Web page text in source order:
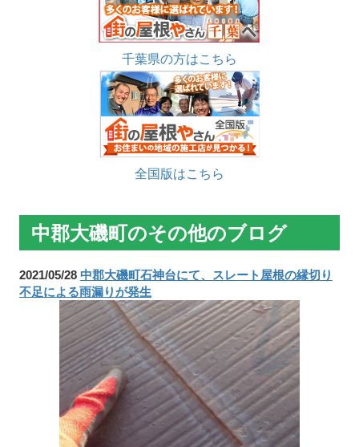
千葉県の方はこちら
全国版はこちら
中郡大磯町のその他のブログ
2021/05/28 中郡大磯町石神台にて、スレート屋根の縁切り
不足による雨漏りが発生